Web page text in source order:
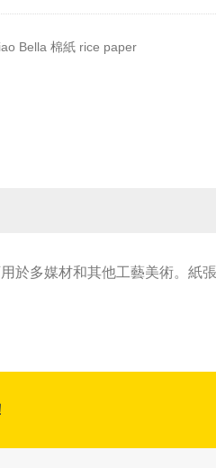
Bella 棉紙 rice paper
於多媒材和其他工藝美術。紙